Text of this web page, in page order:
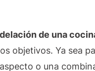
de una
objetivos. Ya sea
o una